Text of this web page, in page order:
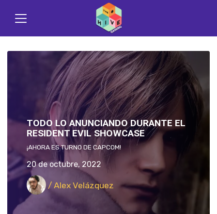
TODO LO ANUNCIANDO DURANTE EL
RESIDENT EVIL SHOWCASE
¡AHORA ES TURNO DE CAPCOM!
20 de octubre, 2022
/ Alex Velázquez